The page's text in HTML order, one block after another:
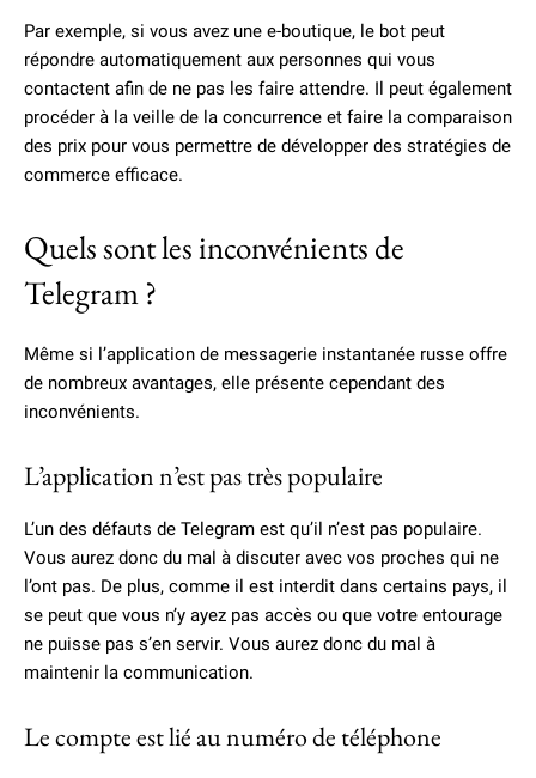
Par exemple, si vous avez une e-boutique, le bot peut
répondre automatiquement aux personnes qui vous
contactent afin de ne pas les faire attendre. Il peut également
procéder à la veille de la concurrence et faire la comparaison
des prix pour vous permettre de développer des stratégies de
commerce efficace.
Quels sont les inconvénients de
Telegram ?
Même si l’application de messagerie instantanée russe offre
de nombreux avantages, elle présente cependant des
inconvénients.
L’application n’est pas très populaire
L’un des défauts de Telegram est qu’il n’est pas populaire.
Vous aurez donc du mal à discuter avec vos proches qui ne
l’ont pas. De plus, comme il est interdit dans certains pays, il
se peut que vous n’y ayez pas accès ou que votre entourage
ne puisse pas s’en servir. Vous aurez donc du mal à
maintenir la communication.
Le compte est lié au numéro de téléphone